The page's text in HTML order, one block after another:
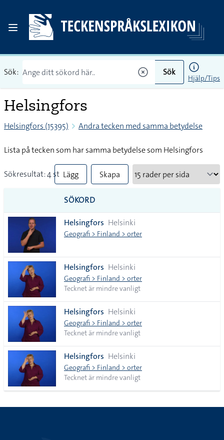
Sök: Sök
Hjälp/Tips
Helsingfors
Helsingfors (15395) Andra tecken med samma betydelse
Lista på tecken som har samma betydelse som Helsingfors
Sökresultat: 4 st Lägg
till
alla i
lista
Skapa
SÖKORD
Helsingfors Helsinki
Geografi > Finland > orter
Helsingfors Helsinki
Geografi > Finland > orter
Tecknet är mindre vanligt
Helsingfors Helsinki
Geografi > Finland > orter
Tecknet är mindre vanligt
Helsingfors Helsinki
Geografi > Finland > orter
Tecknet är mindre vanligt